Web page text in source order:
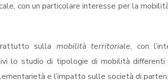
con un particolare interesse per la
sulla mobilità territoriale, con
lo studio di tipologie di mobilità
e l’impatto sulle società di